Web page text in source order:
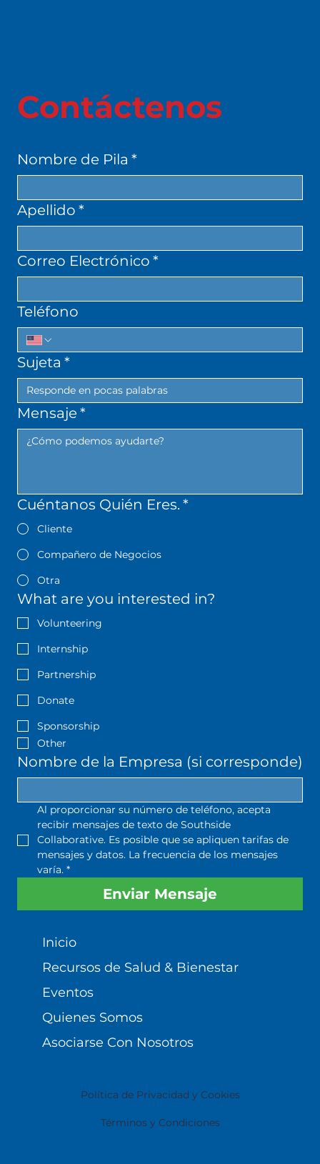
Política de Privacidad y Cookies
Términos y Condiciones
Contáctenos
Nombre de Pila *
Apellido *
Correo Electrónico *
Teléfono
Sujeta *
Mensaje*
Cuéntanos Quién Eres. *
Cliente
Compañero de Negocios
Otra
What are you interested in?
Volunteering
Internship
Partnership
Donate
Sponsorship
Other
Nombre de la Empresa (si corresponde)
Al proporcionar su número de teléfono, acepta
recibir mensajes de texto de Southside
Collaborative. Es posible que se apliquen tarifas de
mensajes y datos. La frecuencia de los mensajes
varía. *
Enviar Mensaje
Inicio
Recursos de Salud & Bienestar
Eventos
Quienes Somos
Asociarse Con Nosotros